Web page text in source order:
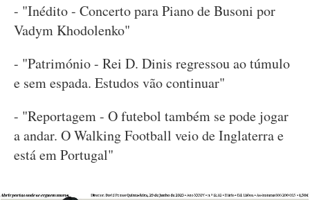
- "Inédito - Concerto para Piano de Busoni por
Vadym Khodolenko"
- "Património - Rei D. Dinis regressou ao túmulo
e sem espada. Estudos vão continuar"
- "Reportagem - O futebol também se pode jogar
a andar. O Walking Football veio de Inglaterra e
está em Portugal"